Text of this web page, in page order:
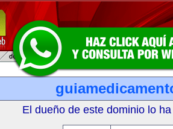
El dueño de este dominio lo